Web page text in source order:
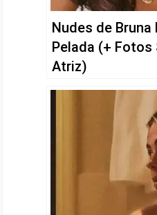
Nudes de Bruna
Pelada (+ Fotos
Atriz)